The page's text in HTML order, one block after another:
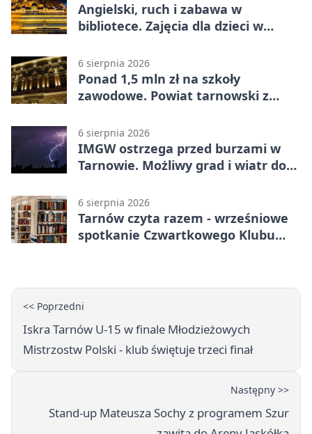
Angielski, ruch i zabawa w
bibliotece. Zajęcia dla dzieci w
6 sierpnia 2026
Ponad 1,5 mln zł na szkoły
zawodowe. Powiat tarnowski z
6 sierpnia 2026
IMGW ostrzega przed burzami w
Tarnowie. Możliwy grad i wiatr do
6 sierpnia 2026
Tarnów czyta razem - wrześniowe
spotkanie Czwartkowego Klubu
<< Poprzedni
Iskra Tarnów U-15 w finale Młodzieżowych
Mistrzostw Polski - klub świętuje trzeci finał
Następny >>
Stand‑up Mateusza Sochy z programem Szur